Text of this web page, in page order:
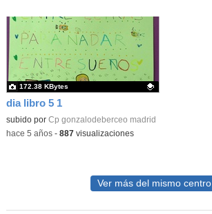
dia libro 5 1
Contenido educativo.
subido por Cp gonzalodeberceo madrid
172.38 KBytes
-hace 5 años- 887visualizaciones
Ver más del mismo centro